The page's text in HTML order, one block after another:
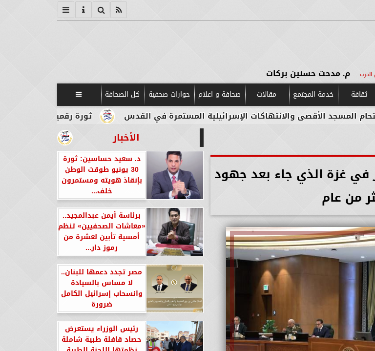
م. مدحت حسنين بركات
ثقافة خدمة المجتمع مقالات صحافة و اعلام حوارات صحفية كل الصحافة 
ثورة رقمية في قلب الآثار.. بوابات والانتهاكات الإسرائيلية المستمرة في القدس
في غزة الذي جاء بعد جهود
من عام
الأخبار
د. سعيد حساسين: ثورة
30 يونيو طوقت الوطن
بإنقاذ هويته ومستمرون
خلف...
برئاسة أيمن عبدالمجيد..
«معاشات الصحفيين» تنظم
أمسية تأبين لعشرة من
رموز دار...
مصر تجدد دعمها للبنان..
لا مساس بالسيادة
وانسحاب إسرائيل الكامل
ضرورة
رئيس الوزراء يستعرض
حصاد قافلة طبية شاملة